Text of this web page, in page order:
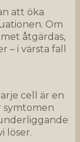
att öka
Om
åtgärdas,
– i värsta fall
cell är en
symtomen
löser.